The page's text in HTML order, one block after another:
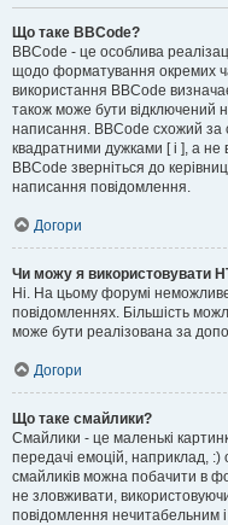
Що таке BBCode?
BBCode - це особлива
щодо форматування окремих
використання BBCode
також може бути відключений
написання. BBCode схожий за
квадратними дужками [ і ], а
BBCode зверніться до
написання повідомлення.
Догори
Чи можу я використовувати
Ні. На цьому форумі
повідомленнях. Більшість
може бути реалізована за
Догори
Що таке смайлики?
Смайлики - це маленькі
передачі емоцій, наприклад, :)
смайликів можна побачити в
не зловживати,
повідомлення нечитабельним